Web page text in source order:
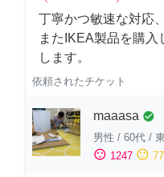
丁寧かつ敏速な対応
またIKEA製品を購
します。
依頼されたチケット
maaasa check_circle
男性 / 60代 /
sentiment_satisfied 1247 sentiment_neutral 77